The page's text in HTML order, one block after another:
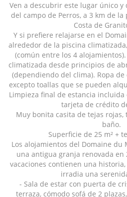
Ven a descubrir este lugar único
del campo de Perros, a 3 km de
Costa de
Y si prefiere relajarse en el
alrededor de la piscina
(común entre los 4
climatizada desde principios de
(dependiendo del clima). Ropa
excepto toallas que se pueden
Limpieza final de estancia
tarjeta de crédito
Muy bonita casita de tejas
baño.
Superficie de 25 m² +
Los alojamientos del Domaine du
una antigua granja renovada en
vacaciones contienen una
irradia una
- Sala de estar con puerta de
terraza, cómodo sofá de 2